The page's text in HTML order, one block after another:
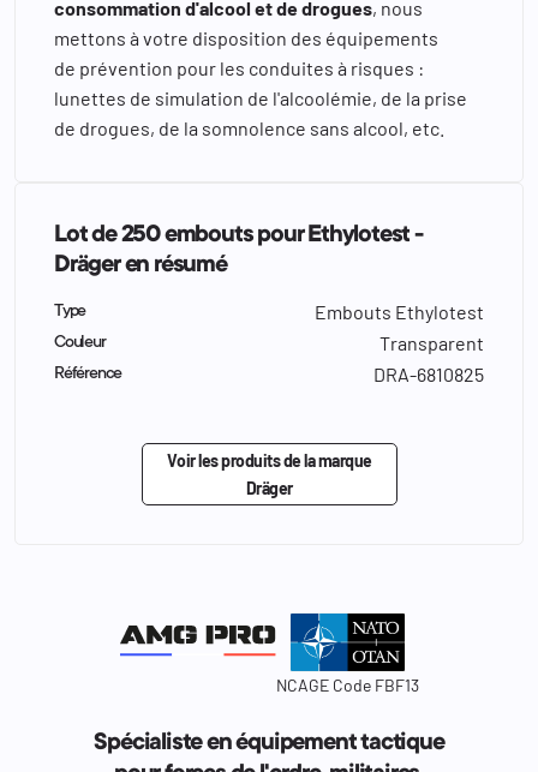
consommation d'alcool et de drogues, nous
mettons à votre disposition des équipements
de prévention pour les conduites à risques :
lunettes de simulation de l'alcoolémie, de la prise
de drogues, de la somnolence sans alcool, etc.
Lot de 250 embouts pour Ethylotest -
Dräger en résumé
Type Embouts Ethylotest
Couleur Transparent
Référence DRA-6810825
Voir les produits de la marque
Dräger
NCAGE Code FBF13
Spécialiste en équipement tactique